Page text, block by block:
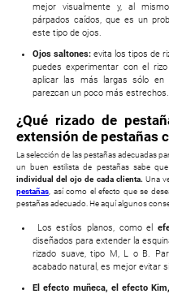
mejor visualmente y, al
párpados caídos, que es un
este tipo de ojos.
Ojos saltones: evita los tipos de
puedes experimentar con el
aplicar las más largas sólo en
parezcan un poco más estrechos.
¿Qué rizado de
extensión de pestañas
La selección de las pestañas adecuadas
un buen estilista de pestañas sabe
individual del ojo de cada clienta. Una
pestañas , así como el efecto que se
pestañas adecuado. He aquí algunos
Los estilos planos, como el
diseñados para extender la
rizado suave, tipo M, L o B.
acabado natural, es mejor evitar
El efecto muñeca, el efecto